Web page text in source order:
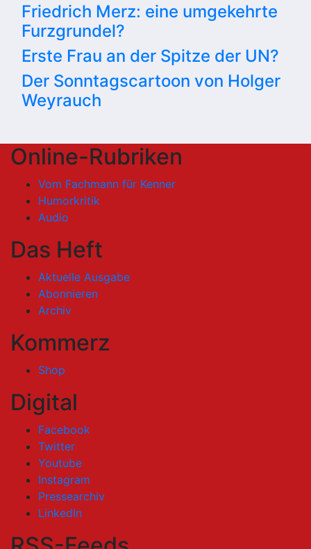
Friedrich Merz: eine umgekehrte
Furzgrundel?
Erste Frau an der Spitze der UN?
Der Sonntagscartoon von Holger
Weyrauch
Online-Rubriken
Vom Fachmann für Kenner
Humorkritik
Audio
Das Heft
Aktuelle Ausgabe
Abonnieren
Archiv
Kommerz
Shop
Digital
Facebook
Twitter
Youtube
Instagram
Pressearchiv
LinkedIn